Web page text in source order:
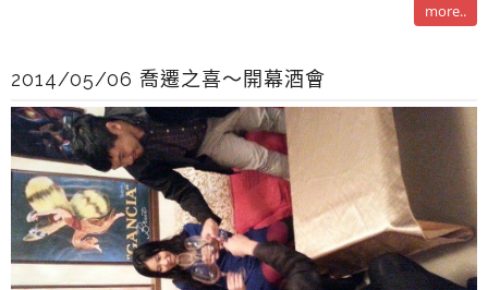
more..
2014/05/06 喬遷之喜～開幕酒會